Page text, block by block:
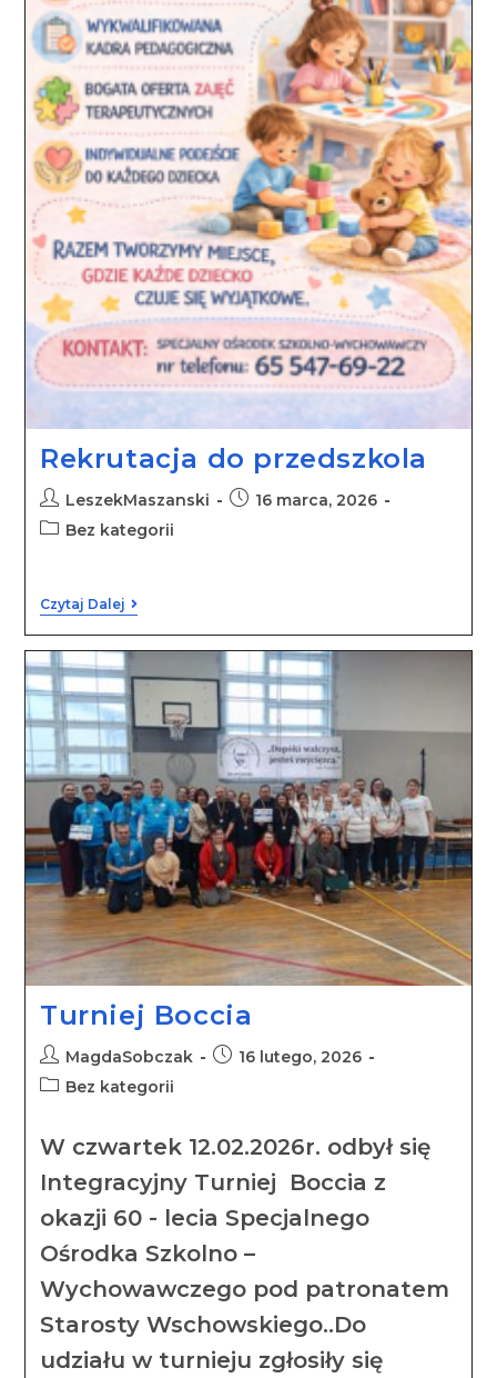
Rekrutacja do przedszkola
LeszekMaszanski
16 marca, 2026
Bez kategorii
Czytaj Dalej
Turniej Boccia
MagdaSobczak
16 lutego, 2026
Bez kategorii
W czwartek 12.02.2026r. odbył się
Integracyjny Turniej Boccia z
okazji 60 - lecia Specjalnego
Ośrodka Szkolno –
Wychowawczego pod patronatem
Starosty Wschowskiego..Do
udziału w turnieju zgłosiły się